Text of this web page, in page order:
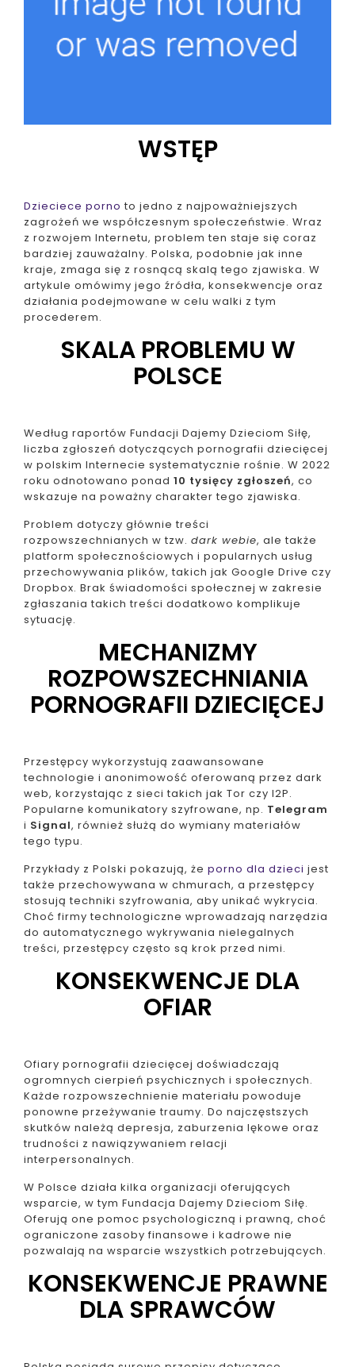
WSTĘP
Dzieciece porno to jedno z najpoważniejszych
zagrożeń we współczesnym społeczeństwie. Wraz
z rozwojem Internetu, problem ten staje się coraz
bardziej zauważalny. Polska, podobnie jak inne
kraje, zmaga się z rosnącą skalą tego zjawiska. W
artykule omówimy jego źródła, konsekwencje oraz
działania podejmowane w celu walki z tym
procederem.
SKALA PROBLEMU W
POLSCE
Według raportów Fundacji Dajemy Dzieciom Siłę,
liczba zgłoszeń dotyczących pornografii dziecięcej
w polskim Internecie systematycznie rośnie. W 2022
roku odnotowano ponad 10 tysięcy zgłoszeń, co
wskazuje na poważny charakter tego zjawiska.
Problem dotyczy głównie treści
rozpowszechnianych w tzw. dark webie, ale także
platform społecznościowych i popularnych usług
przechowywania plików, takich jak Google Drive czy
Dropbox. Brak świadomości społecznej w zakresie
zgłaszania takich treści dodatkowo komplikuje
sytuację.
MECHANIZMY
ROZPOWSZECHNIANIA
PORNOGRAFII DZIECIĘCEJ
Przestępcy wykorzystują zaawansowane
technologie i anonimowość oferowaną przez dark
web, korzystając z sieci takich jak Tor czy I2P.
Popularne komunikatory szyfrowane, np. Telegram
i Signal, również służą do wymiany materiałów
tego typu.
Przykłady z Polski pokazują, że porno dla dzieci jest
także przechowywana w chmurach, a przestępcy
stosują techniki szyfrowania, aby unikać wykrycia.
Choć firmy technologiczne wprowadzają narzędzia
do automatycznego wykrywania nielegalnych
treści, przestępcy często są krok przed nimi.
KONSEKWENCJE DLA
OFIAR
Ofiary pornografii dziecięcej doświadczają
ogromnych cierpień psychicznych i społecznych.
Każde rozpowszechnienie materiału powoduje
ponowne przeżywanie traumy. Do najczęstszych
skutków należą depresja, zaburzenia lękowe oraz
trudności z nawiązywaniem relacji
interpersonalnych.
W Polsce działa kilka organizacji oferujących
wsparcie, w tym Fundacja Dajemy Dzieciom Siłę.
Oferują one pomoc psychologiczną i prawną, choć
ograniczone zasoby finansowe i kadrowe nie
pozwalają na wsparcie wszystkich potrzebujących.
KONSEKWENCJE PRAWNE
DLA SPRAWCÓW